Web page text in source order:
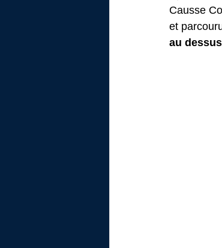
Causse
et
au